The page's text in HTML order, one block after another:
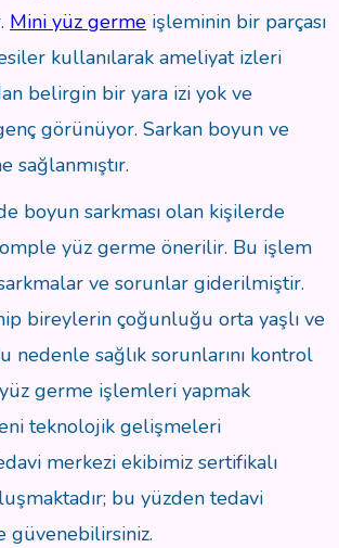
Mini yüz germe işleminin bir parçası
kullanılarak ameliyat izleri
belirgin bir yara izi yok ve
görünüyor. Sarkan boyun ve
sağlanmıştır.
boyun sarkması olan kişilerde
yüz germe önerilir. Bu işlem
ve sorunlar giderilmiştir.
bireylerin çoğunluğu orta yaşlı ve
nedenle sağlık sorunlarını kontrol
germe işlemleri yapmak
teknolojik gelişmeleri
merkezi ekibimiz sertifikalı
bu yüzden tedavi
güvenebilirsiniz.